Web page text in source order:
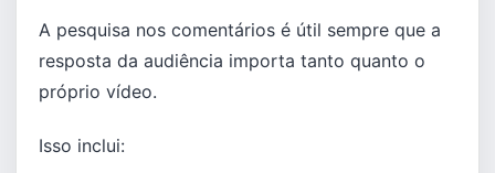
A pesquisa nos comentários é útil sempre que a
resposta da audiência importa tanto quanto o
próprio vídeo.
Isso inclui: